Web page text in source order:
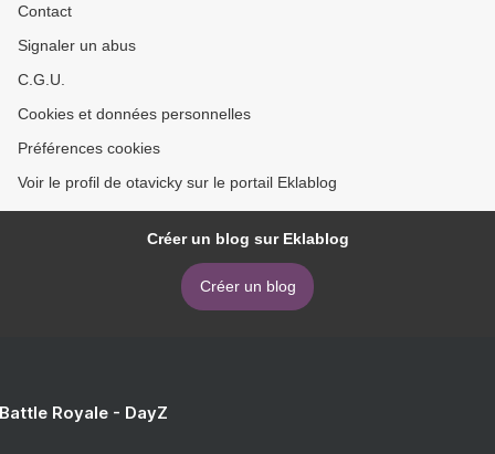
Contact
Signaler un abus
C.G.U.
Cookies et données personnelles
Préférences cookies
Voir le profil de otavicky sur le portail Eklablog
Créer un blog sur Eklablog
Créer un blog
Royale - DayZ